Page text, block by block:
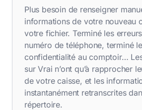
Plus besoin de renseigner
informations de votre nouveau
votre fichier. Terminé les
numéro de téléphone, terminé
confidentialité au comptoir…
sur Vrai n’ont qu’à rapprocher
de votre caisse, et les
instantanément retranscrites
répertoire.